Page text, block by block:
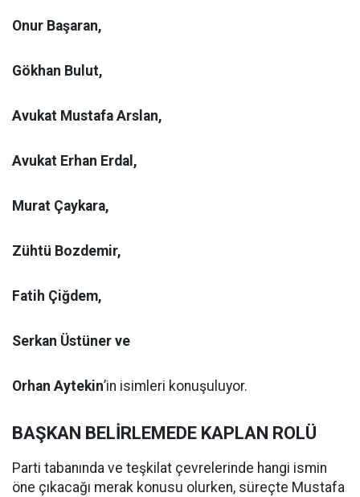
Onur Başaran,
Gökhan Bulut,
Avukat Mustafa Arslan,
Avukat Erhan Erdal,
Murat Çaykara,
Zühtü Bozdemir,
Fatih Çiğdem,
Serkan Üstüner ve
Orhan Aytekin’in isimleri konuşuluyor.
BAŞKAN BELİRLEMEDE KAPLAN ROLÜ
Parti tabanında ve teşkilat çevrelerinde hangi ismin
öne çıkacağı merak konusu olurken, süreçte Mustafa